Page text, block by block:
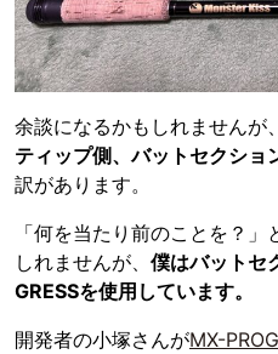
余談になるかもしれませんが
ティップ側、バットセクショ
訳があります。
「何を当たり前のことを？
しれませんが、 僕はバットセ
GRESSを使用しています。
開発者の小塚さんがMX-